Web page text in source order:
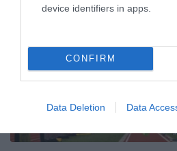
device identifiers in apps.
CONFIRM
Data Deletion Data